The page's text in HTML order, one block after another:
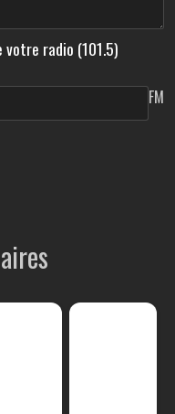
votre radio (101.5)
FM